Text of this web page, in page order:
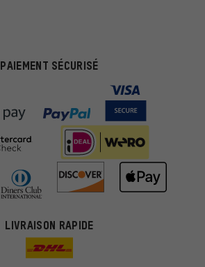
PAIEMENT SÉCURISÉ
LIVRAISON RAPIDE